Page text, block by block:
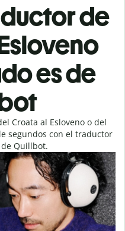
de
es de
Croata al Esloveno o del
segundos con el traductor
Quillbot.